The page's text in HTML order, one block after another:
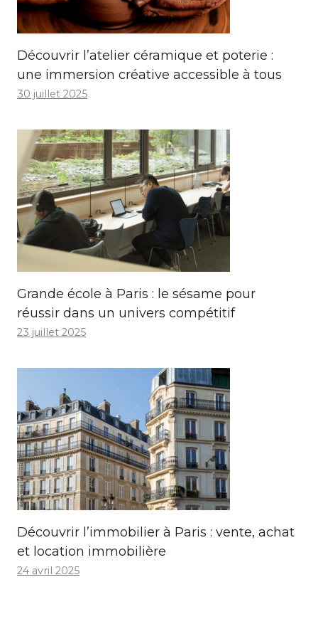
Découvrir l’atelier céramique et poterie :
une immersion créative accessible à tous
30 juillet 2025
Grande école à Paris : le sésame pour
réussir dans un univers compétitif
23 juillet 2025
Découvrir l’immobilier à Paris : vente, achat
et location immobilière
24 avril 2025